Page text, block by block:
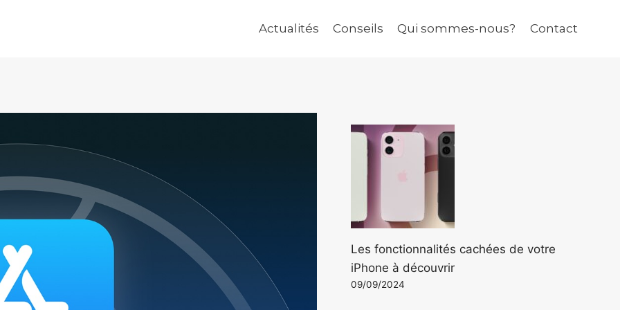
Actualités Conseils Qui sommes-nous? Contact
Les fonctionnalités cachées de votre
iPhone à découvrir
09/09/2024